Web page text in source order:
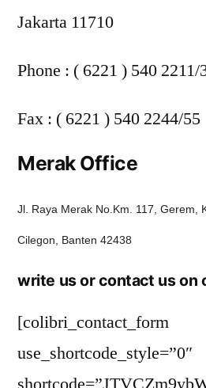
Jakarta 11710
Phone : ( 6221 ) 540 2211/
Fax : ( 6221 ) 540 2244/55
Merak Office
Jl. Raya Merak No.Km. 117, Gerem,
Cilegon, Banten 42438
write us or contact us on
[colibri_contact_form
use_shortcode_style=”0″